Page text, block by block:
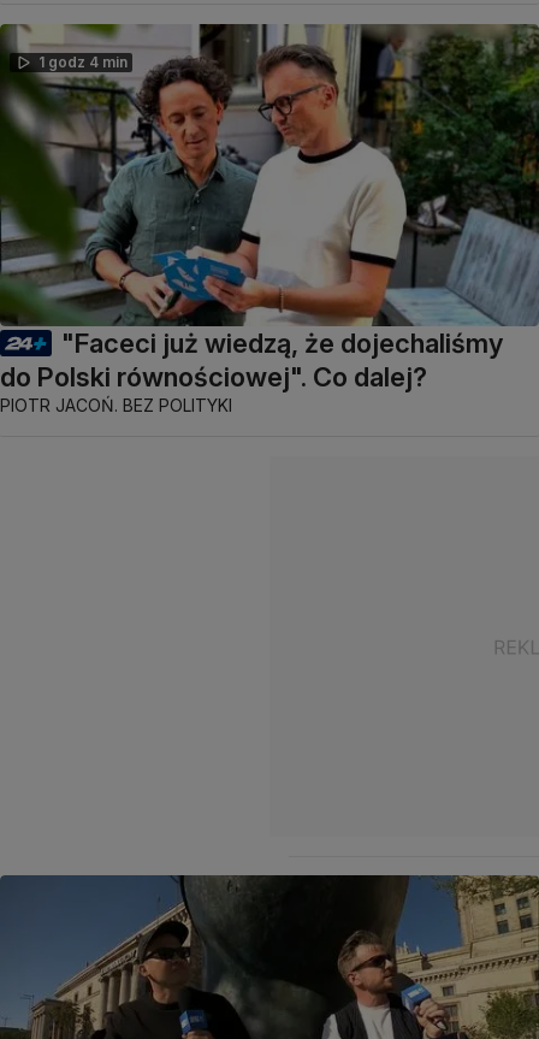
1 godz 4 min
"Faceci już wiedzą, że dojechaliśmy
do Polski równościowej". Co dalej?
PIOTR JACOŃ. BEZ POLITYKI